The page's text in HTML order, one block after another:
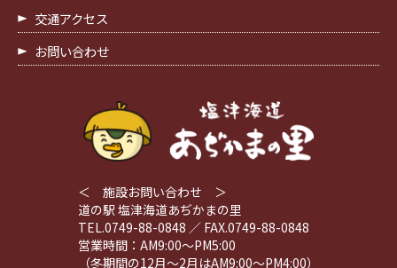
交通アクセス
お問い合わせ
＜ 施設お問い合わせ ＞
道の駅 塩津海道あぢかまの里
TEL.0749-88-0848 ／ FAX.0749-88-0848
営業時間：AM9:00～PM5:00
（冬期間の12月～2月はAM9:00～PM4:00）